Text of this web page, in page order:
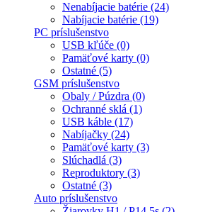
Nenabíjacie batérie (24)
Nabíjacie batérie (19)
PC príslušenstvo
USB kľúče (0)
Pamäťové karty (0)
Ostatné (5)
GSM príslušenstvo
Obaly / Púzdra (0)
Ochranné sklá (1)
USB káble (17)
Nabíjačky (24)
Pamäťové karty (3)
Slúchadlá (3)
Reproduktory (3)
Ostatné (3)
Auto príslušenstvo